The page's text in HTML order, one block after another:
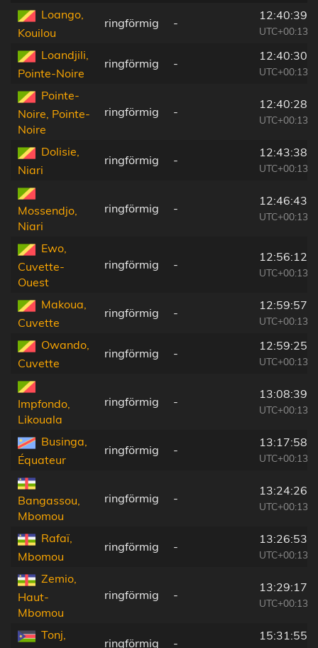
Loango,
Kouilou
ringförmig -
12:40:39
UTC+00:13
Loandjili,
Pointe-Noire
ringförmig -
12:40:30
UTC+00:13
Pointe-
Noire, Pointe-
Noire
ringförmig -
12:40:28
UTC+00:13
Dolisie,
Niari
ringförmig -
12:43:38
UTC+00:13
Mossendjo,
Niari
ringförmig -
12:46:43
UTC+00:13
Ewo,
Cuvette-
Ouest
ringförmig -
12:56:12
UTC+00:13
Makoua,
Cuvette
ringförmig -
12:59:57
UTC+00:13
Owando,
Cuvette
ringförmig -
12:59:25
UTC+00:13
Impfondo,
Likouala
ringförmig -
13:08:39
UTC+00:13
Businga,
Équateur
ringförmig -
13:17:58
UTC+00:13
Bangassou,
Mbomou
ringförmig -
13:24:26
UTC+00:13
Rafaï,
Mbomou
ringförmig -
13:26:53
UTC+00:13
Zemio,
Haut-
Mbomou
ringförmig -
13:29:17
UTC+00:13
Tonj,
ringförmig -
15:31:55